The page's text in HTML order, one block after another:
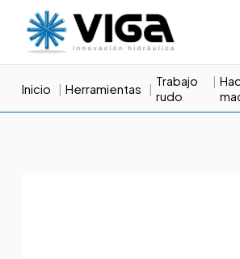
Inicio Herramientas
Trabajo
rudo